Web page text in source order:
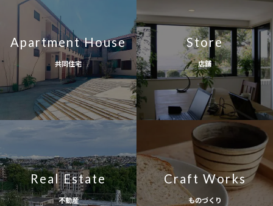
Apartment House
共同住宅
Store
店舗
Real Estate
不動産
Craft Works
ものづくり